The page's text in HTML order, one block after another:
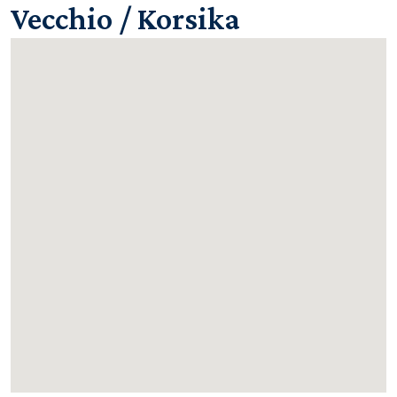
Vecchio / Korsika